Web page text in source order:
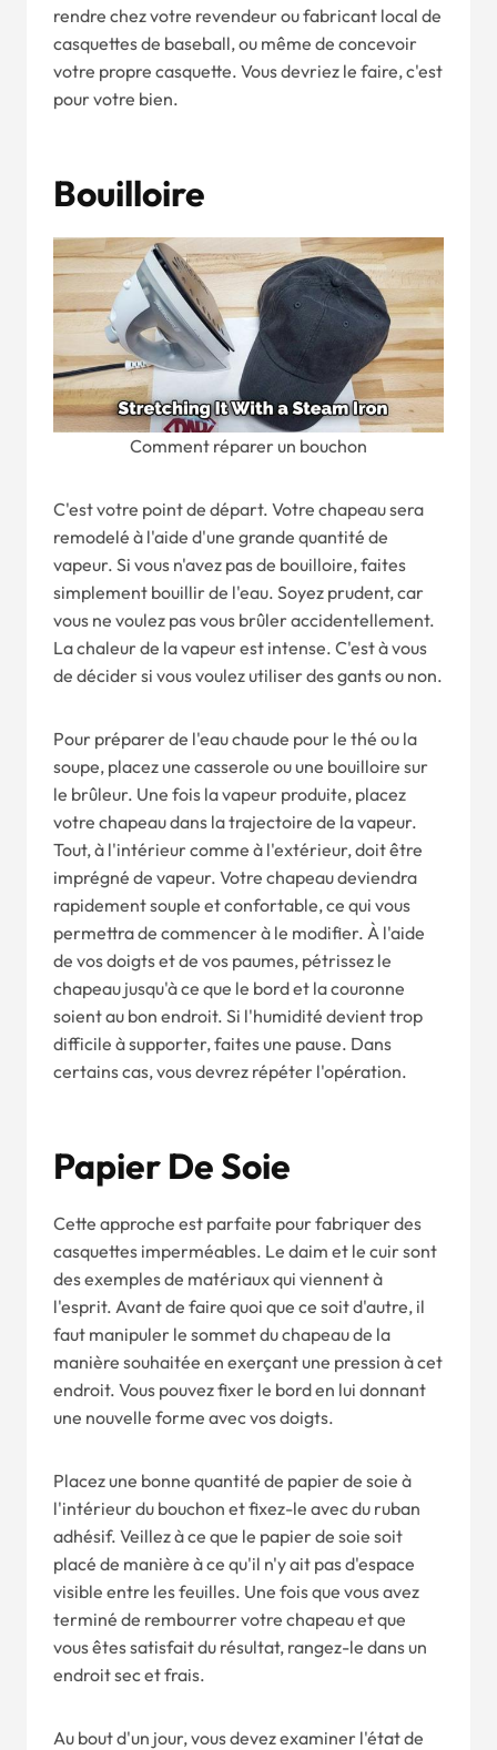
rendre chez votre revendeur ou fabricant local de
casquettes de baseball, ou même de concevoir
votre propre casquette. Vous devriez le faire, c'est
pour votre bien.
Bouilloire
Comment réparer un bouchon
C'est votre point de départ. Votre chapeau sera
remodelé à l'aide d'une grande quantité de
vapeur. Si vous n'avez pas de bouilloire, faites
simplement bouillir de l'eau. Soyez prudent, car
vous ne voulez pas vous brûler accidentellement.
La chaleur de la vapeur est intense. C'est à vous
de décider si vous voulez utiliser des gants ou non.
Pour préparer de l'eau chaude pour le thé ou la
soupe, placez une casserole ou une bouilloire sur
le brûleur. Une fois la vapeur produite, placez
votre chapeau dans la trajectoire de la vapeur.
Tout, à l'intérieur comme à l'extérieur, doit être
imprégné de vapeur. Votre chapeau deviendra
rapidement souple et confortable, ce qui vous
permettra de commencer à le modifier. À l'aide
de vos doigts et de vos paumes, pétrissez le
chapeau jusqu'à ce que le bord et la couronne
soient au bon endroit. Si l'humidité devient trop
difficile à supporter, faites une pause. Dans
certains cas, vous devrez répéter l'opération.
Papier De Soie
Cette approche est parfaite pour fabriquer des
casquettes imperméables. Le daim et le cuir sont
des exemples de matériaux qui viennent à
l'esprit. Avant de faire quoi que ce soit d'autre, il
faut manipuler le sommet du chapeau de la
manière souhaitée en exerçant une pression à cet
endroit. Vous pouvez fixer le bord en lui donnant
une nouvelle forme avec vos doigts.
Placez une bonne quantité de papier de soie à
l'intérieur du bouchon et fixez-le avec du ruban
adhésif. Veillez à ce que le papier de soie soit
placé de manière à ce qu'il n'y ait pas d'espace
visible entre les feuilles. Une fois que vous avez
terminé de rembourrer votre chapeau et que
vous êtes satisfait du résultat, rangez-le dans un
endroit sec et frais.
Au bout d'un jour, vous devez examiner l'état de